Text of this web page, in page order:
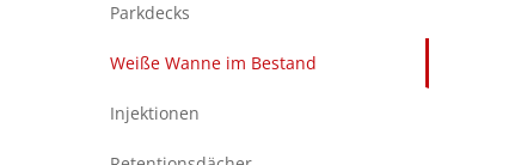
Parkdecks
Weiße Wanne im Bestand
Injektionen